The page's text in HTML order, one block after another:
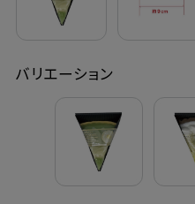
よくあるご質問
会員登録でお得
NEWS一覧
利用規約
バリエーション